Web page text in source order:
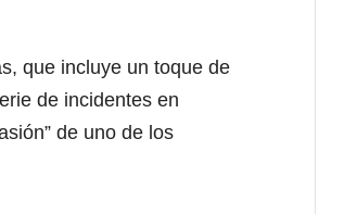
que incluye un toque de
de incidentes en
de uno de los